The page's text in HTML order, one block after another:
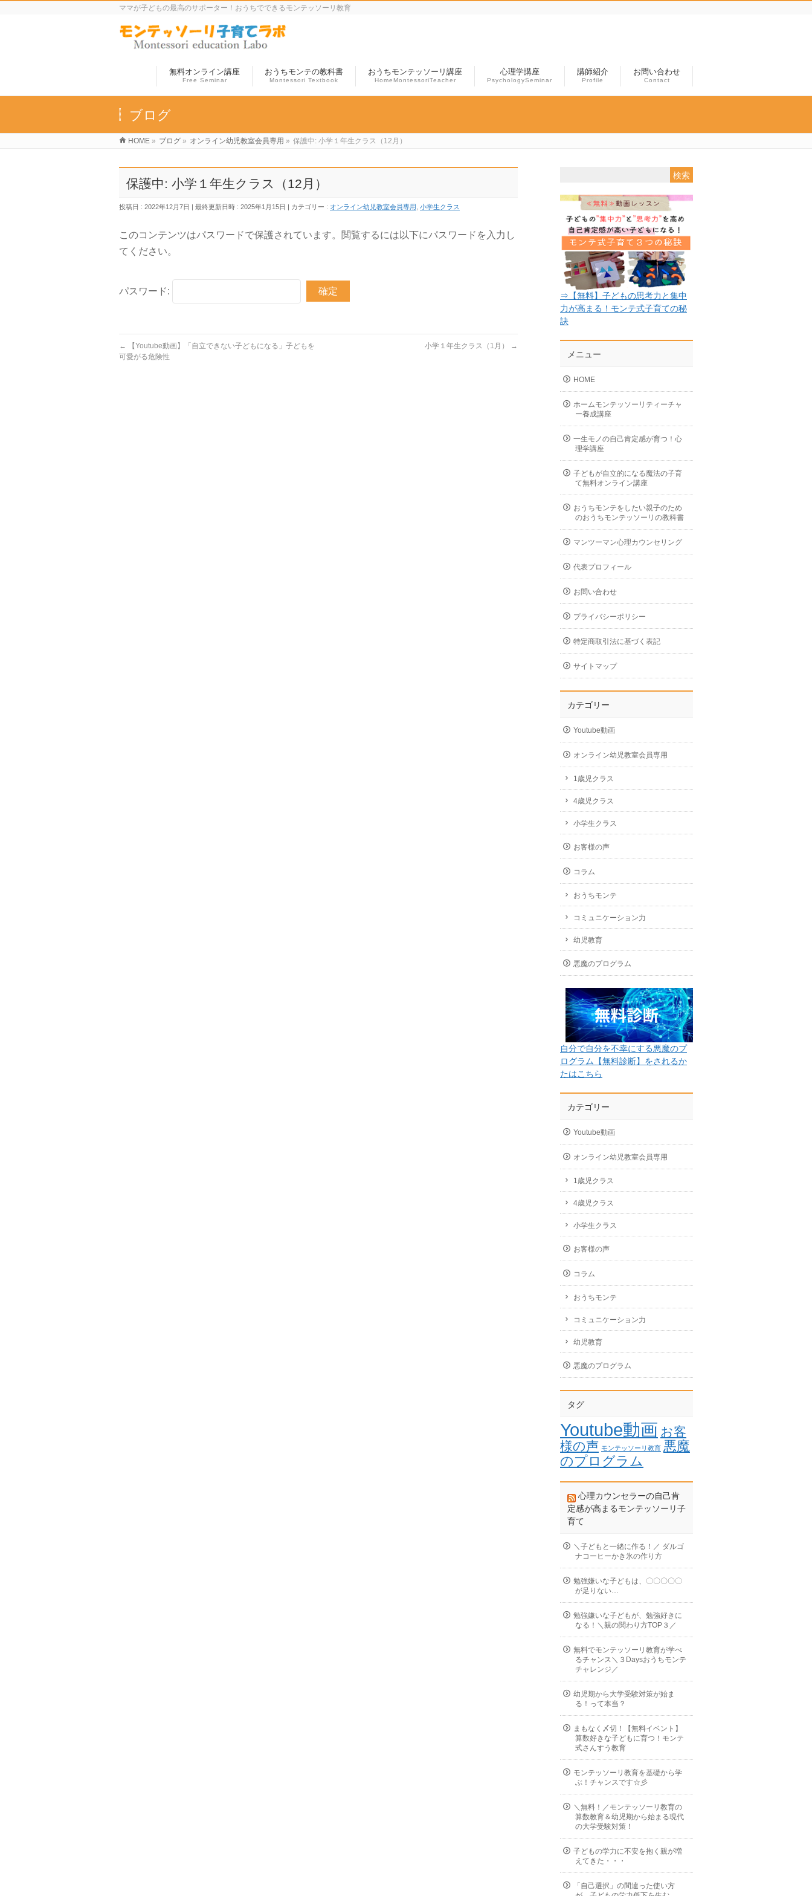
ママが子どもの最高のサポーター！おうちでできるモンテッソーリ教育
無料オンライン講座
Free Seminar
おうちモンテの教科書
Montessori Textbook
おうちモンテッソーリ講座
HomeMontessoriTeacher
心理学講座
PsychologySeminar
講師紹介
Profile
お問い合わせ
Contact
ブログ
HOME » ブログ » オンライン幼児教室会員専用 » 保護中: 小学１年生クラス（12月）
保護中: 小学１年生クラス（12月）
投稿日 : 2022年12月7日 最終更新日時 : 2025年1月15日 カテゴリー : オンライン幼児教室会員専用 小学生クラス
このコンテンツはパスワードで保護されています。閲覧するには以下にパスワードを入力し
てください。
パスワード:
←
【Youtube動画】「自立できない子どもになる」子どもを
可愛がる危険性
小学１年生クラス（1月） →
⇒【無料】子どもの思考力と集中
力が高まる！モンテ式子育ての秘
訣
メニュー
HOME
ホームモンテッソーリティーチャ
ー養成講座
一生モノの自己肯定感が育つ！心
理学講座
子どもが自立的になる魔法の子育
て無料オンライン講座
おうちモンテをしたい親子のため
のおうちモンテッソーリの教科書
マンツーマン心理カウンセリング
代表プロフィール
お問い合わせ
プライバシーポリシー
特定商取引法に基づく表記
サイトマップ
カテゴリー
Youtube動画
オンライン幼児教室会員専用
1歳児クラス
4歳児クラス
小学生クラス
お客様の声
コラム
おうちモンテ
コミュニケーション力
幼児教育
悪魔のプログラム
自分で自分を不幸にする悪魔のプ
ログラム【無料診断】をされるか
たはこちら
カテゴリー
Youtube動画
オンライン幼児教室会員専用
1歳児クラス
4歳児クラス
小学生クラス
お客様の声
コラム
おうちモンテ
コミュニケーション力
幼児教育
悪魔のプログラム
タグ
Youtube動画 お客
様の声 モンテッソーリ教育 悪魔
のプログラム
心理カウンセラーの自己肯
定感が高まるモンテッソーリ子
育て
＼子どもと一緒に作る！／ ダルゴ
ナコーヒーかき氷の作り方
勉強嫌いな子どもは、〇〇〇〇〇
が足りない…
勉強嫌いな子どもが、勉強好きに
なる！＼親の関わり方TOP３／
無料でモンテッソーリ教育が学べ
るチャンス＼３Daysおうちモンテ
チャレンジ／
幼児期から大学受験対策が始ま
る！って本当？
まもなく〆切！【無料イベント】
算数好きな子どもに育つ！モンテ
式さんすう教育
モンテッソーリ教育を基礎から学
ぶ！チャンスです☆彡
＼無料！／モンテッソーリ教育の
算数教育＆幼児期から始まる現代
の大学受験対策！
子どもの学力に不安を抱く親が増
えてきた・・・
「自己選択」の間違った使い方